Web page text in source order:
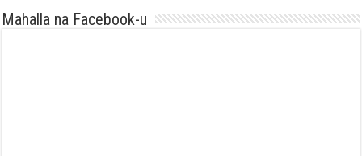
Mahalla na Facebook-u